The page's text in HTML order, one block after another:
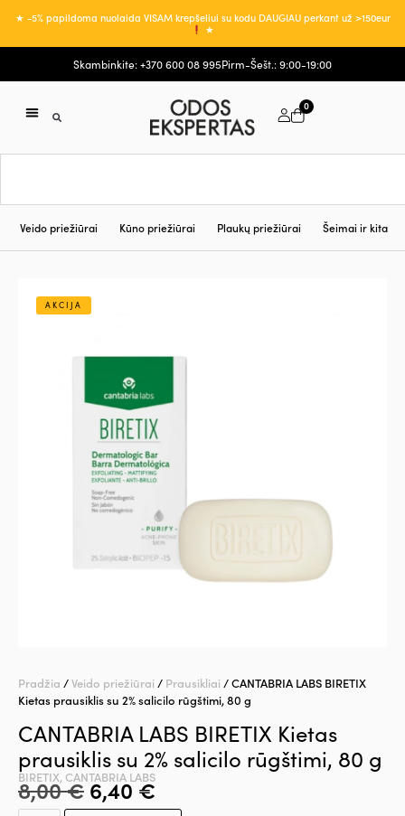
★ -5% papildoma nuolaida VISAM krepšeliui su kodu DAUGIAU perkant už >150eur
★
Skambinkite: +370 600 08 995Pirm-Šešt.: 9:00-19:00
0
Veido priežiūrai Kūno priežiūrai Plaukų priežiūrai Šeimai ir kita
AKCIJA
Pradžia /Veido priežiūrai / Prausikliai / CANTABRIA LABS BIRETIX
Kietas prausiklis su 2% salicilo rūgštimi, 80 g
CANTABRIA LABS BIRETIX Kietas
prausiklis su 2% salicilo rūgštimi, 80 g
BIRETIX, CANTABRIA LABS
8,00€ 6,40€